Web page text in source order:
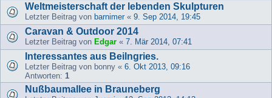
Weltmeisterschaft der lebenden Skulpturen
Letzter Beitrag von barnimer « 9. Sep 2014, 19:45
Caravan & Outdoor 2014
Letzter Beitrag von Edgar « 7. Mär 2014, 07:41
Interessantes aus Beilngries.
Letzter Beitrag von bonny « 6. Okt 2013, 09:16
Antworten: 1
Nußbaumallee in Brauneberg